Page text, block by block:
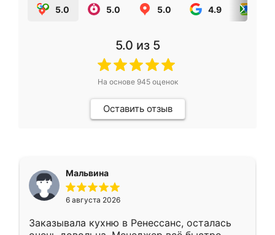
5.0 5.0 5.0 4.9
5.0 из 5
На основе 945оценок
Оставить отзыв
Мальвина
6 августа 2026
Заказывала кухню в Ренессанс, осталась